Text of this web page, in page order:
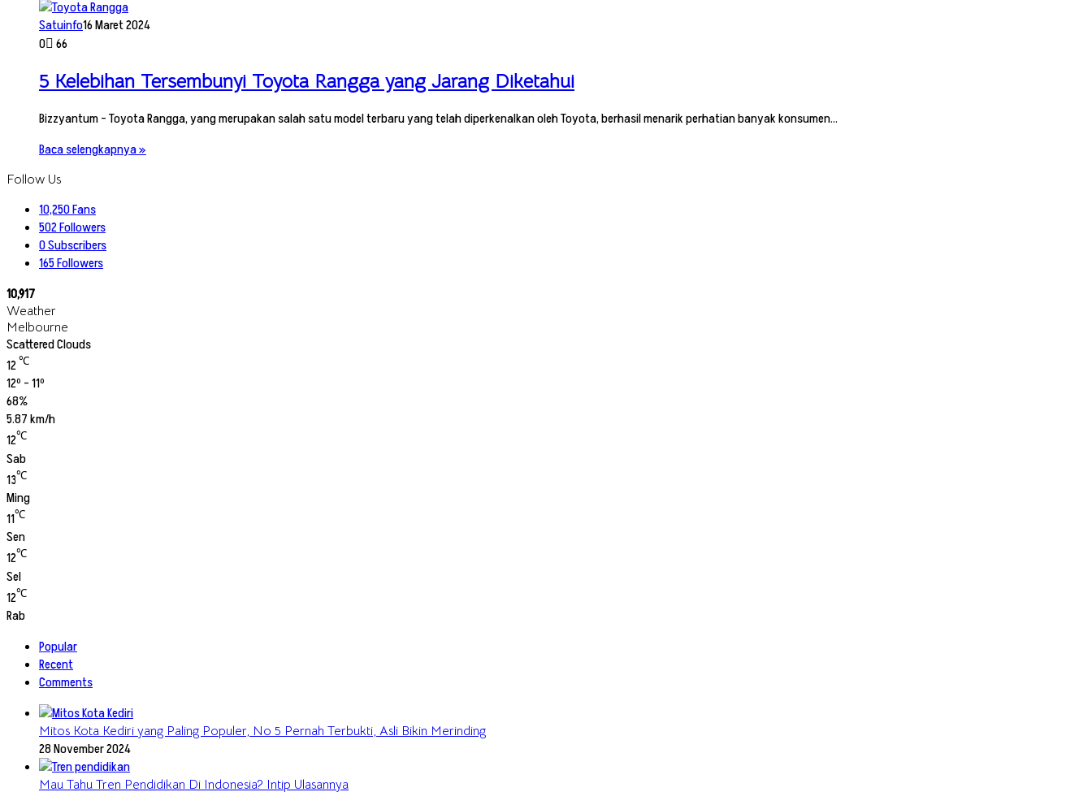
Satuinfo16 Maret 2024
0 66
5 Kelebihan Tersembunyi Toyota Rangga yang Jarang Diketahui
Bizzyantum – Toyota Rangga, yang merupakan salah satu model terbaru yang telah diperkenalkan oleh Toyota, berhasil menarik perhatian banyak konsumen…
Baca selengkapnya »
Follow Us
10,250Fans
502Followers
0Subscribers
165Followers
10,917
Weather
Melbourne
Scattered Clouds
12℃
12º - 11º
68%
5.87 km/h
12℃
Sab
13℃
Ming
11℃
Sen
12℃
Sel
12℃
Rab
Popular
Recent
Comments
Mitos Kota Kediri yang Paling Populer, No 5 Pernah Terbukti, Asli Bikin Merinding
28 November 2024
Mau Tahu Tren Pendidikan Di Indonesia? Intip Ulasannya